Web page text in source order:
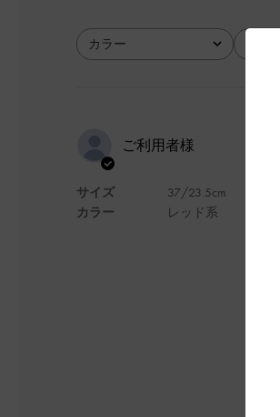
カラー
全て
ご利用者様
サイズ
カラー
37/23.5cm
レッド系